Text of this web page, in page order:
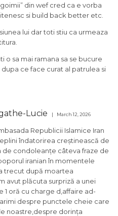
din wef cred ca e vorba
si build back better etc.
lui dar toti stiu ca urmeaza
o sa mai ramana sa se bucure
dupa ce face curat al patrulea si
Lucie March 12, 2026
Republicii Islamice Iran
îndatorirea creștinească de
de condoleanțe câteva fraze de
iranian în momentele
trecut după moartea
avut plăcuta surpriză a unei
1 oră cu charge d,affaire ad-
despre punctele cheie care
noastre,despre dorința